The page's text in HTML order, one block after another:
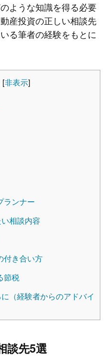
ような知識を得る必要
産投資の正しい相談先
る筆者の経験をもとに
[非表示]
ランナー
相談内容
付き合い方
節税
（経験者からのアドバイ
談先5選